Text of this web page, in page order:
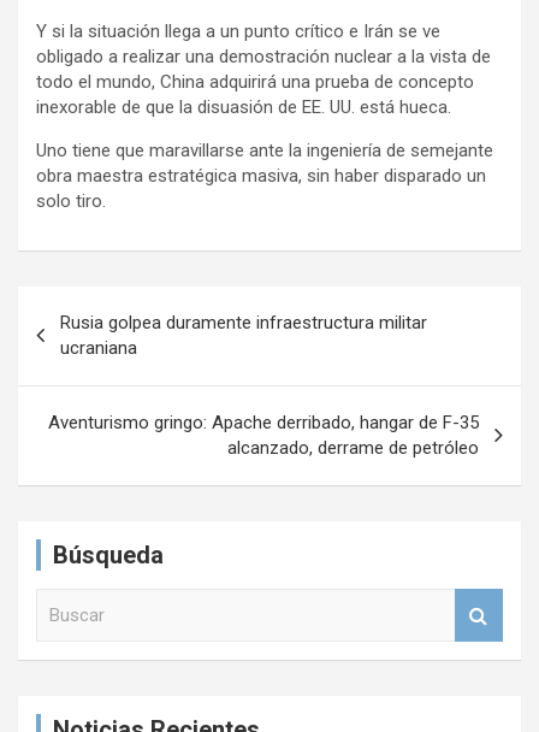
Y si la situación llega a un punto crítico e Irán se ve
obligado a realizar una demostración nuclear a la vista de
todo el mundo, China adquirirá una prueba de concepto
inexorable de que la disuasión de EE. UU. está hueca.
Uno tiene que maravillarse ante la ingeniería de semejante
obra maestra estratégica masiva, sin haber disparado un
solo tiro.
v
a
n
Rusia golpea duramente infraestructura militar
ucraniana
Aventurismo gringo: Apache derribado, hangar de F-35
alcanzado, derrame de petróleo
Búsqueda